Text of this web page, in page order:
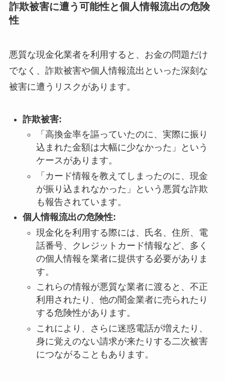
詐欺被害に遭う可能性と個人情報流出の危険
性
悪質な現金化業者を利用すると、お金の問題だけ
でなく、詐欺被害や個人情報流出といった深刻な
被害に遭うリスクがあります。
詐欺被害:
「高換金率を謳っていたのに、実際に振り
込まれた金額は大幅に少なかった」という
ケースがあります。
「カード情報を教えてしまったのに、現金
が振り込まれなかった」という悪質な詐欺
も報告されています。
個人情報流出の危険性:
現金化を利用する際には、氏名、住所、電
話番号、クレジットカード情報など、多く
の個人情報を業者に提供する必要がありま
す。
これらの情報が悪質な業者に渡ると、不正
利用されたり、他の闇金業者に売られたり
する危険性があります。
これにより、さらに迷惑電話が増えたり、
身に覚えのない請求が来たりする二次被害
につながることもあります。